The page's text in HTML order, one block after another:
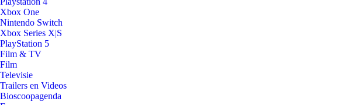
Xbox One
Nintendo Switch
Xbox Series X|S
PlayStation 5
Film & TV
Film
Televisie
Trailers en Videos
Bioscoopagenda